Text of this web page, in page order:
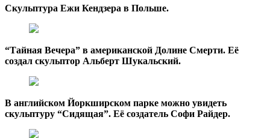
Скульптура Ежи Кендзера в Польше.
“Тайная Вечера” в американской Долине Смерти. Её
создал скульптор Альберт Шукальский.
В английском Йоркширском парке можно увидеть
скульптуру “Сидящая”. Её создатель Софи Райдер.